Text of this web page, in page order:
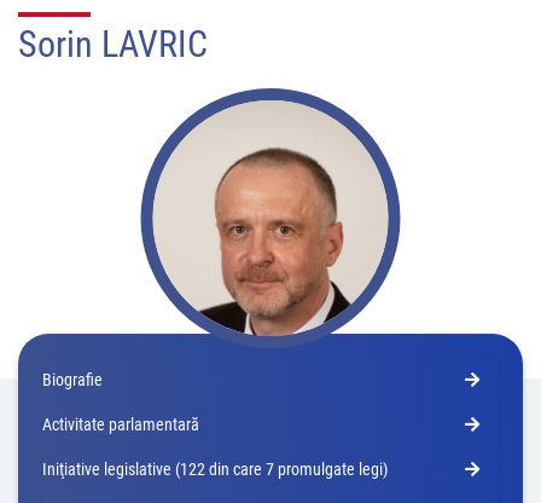
Sorin LAVRIC
Biografie
Activitate parlamentară
Iniţiative legislative (122 din care 7 promulgate legi)